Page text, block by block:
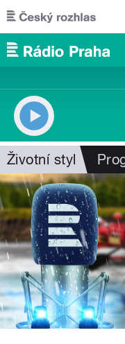
Přejít k hlavnímu obsahu
Životní styl